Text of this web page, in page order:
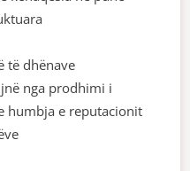
të dhënave
nga prodhimi i
humbja e reputacionit